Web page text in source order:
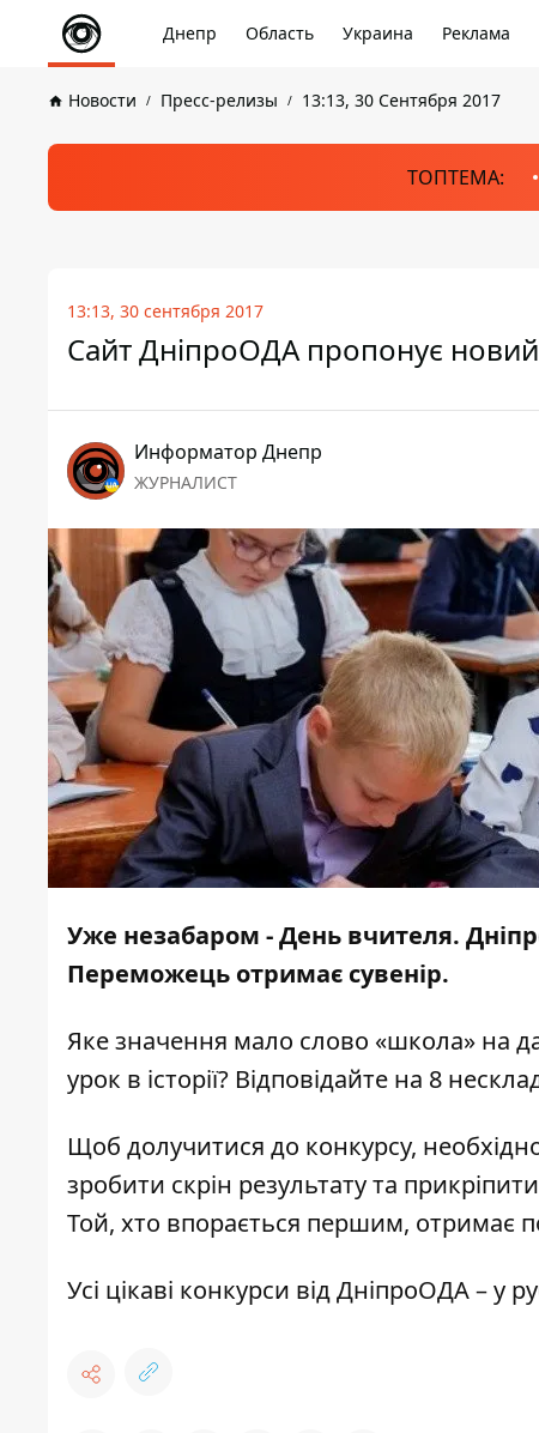
Днепр Область Украина Реклама
Новости Пресс-релизы 13:13, 30 Сентября 2017
ТОПТЕМА:
13:13, 30 сентября 2017
Сайт ДніпроОДА пропонує
Информатор Днепр
ЖУРНАЛИСТ
Уже незабаром - День вчителя.
Переможець отримає сувенір.
Яке значення мало слово «школа» на
урок в історії? Відповідайте на 8
Щоб долучитися до конкурсу,
зробити скрін результату та
Той, хто впорається першим, отримає
Усі цікаві конкурси від ДніпроОДА –у